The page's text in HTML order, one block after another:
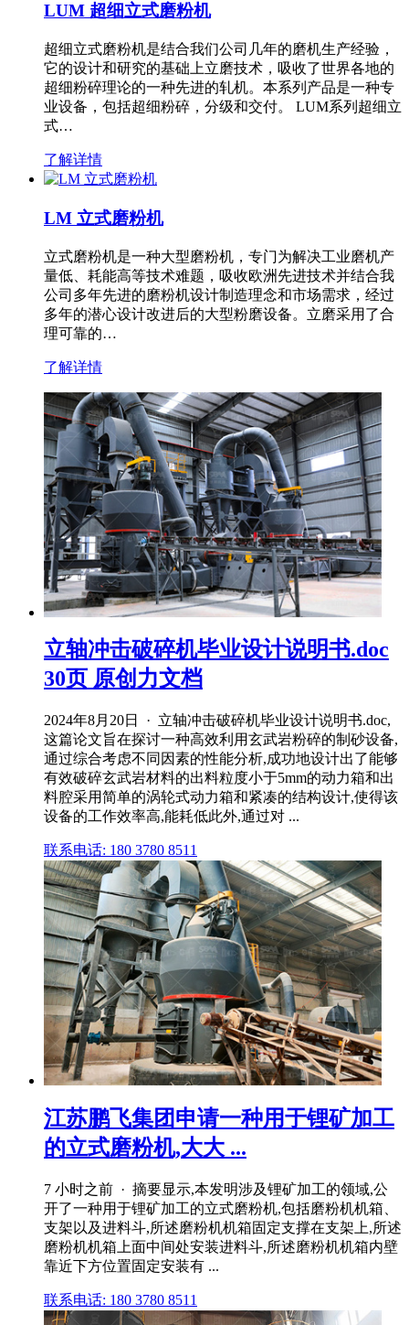
LUM 超细立式磨粉机
超细立式磨粉机是结合我们公司几年的磨机生产经验，
它的设计和研究的基础上立磨技术，吸收了世界各地的
超细粉碎理论的一种先进的轧机。本系列产品是一种专
业设备，包括超细粉碎，分级和交付。 LUM系列超细立
式…
了解详情
LM 立式磨粉机
立式磨粉机是一种大型磨粉机，专门为解决工业磨机产
量低、耗能高等技术难题，吸收欧洲先进技术并结合我
公司多年先进的磨粉机设计制造理念和市场需求，经过
多年的潜心设计改进后的大型粉磨设备。立磨采用了合
理可靠的…
了解详情
立轴冲击破碎机毕业设计说明书.doc
30页 原创力文档
2024年8月20日 · 立轴冲击破碎机毕业设计说明书.doc,
这篇论文旨在探讨一种高效利用玄武岩粉碎的制砂设备,
通过综合考虑不同因素的性能分析,成功地设计出了能够
有效破碎玄武岩材料的出料粒度小于5mm的动力箱和出
料腔采用简单的涡轮式动力箱和紧凑的结构设计,使得该
设备的工作效率高,能耗低此外,通过对 ...
联系电话: 180 3780 8511
江苏鹏飞集团申请一种用于锂矿加工
的立式磨粉机,大大 ...
7 小时之前 · 摘要显示,本发明涉及锂矿加工的领域,公
开了一种用于锂矿加工的立式磨粉机,包括磨粉机机箱、
支架以及进料斗,所述磨粉机机箱固定支撑在支架上,所述
磨粉机机箱上面中间处安装进料斗,所述磨粉机机箱内壁
靠近下方位置固定安装有 ...
联系电话: 180 3780 8511